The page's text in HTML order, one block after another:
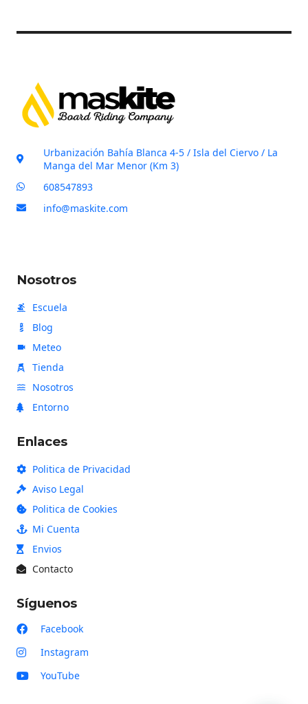
a
e
f
i
a
n
Urbanización Bahía Blanca 4-5 / Isla del Ciervo / La
Manga del Mar Menor (Km 3)
608547893
info@maskite.com
Nosotros
Escuela
Blog
Meteo
Tienda
Nosotros
Entorno
Enlaces
Politica de Privacidad
Aviso Legal
Politica de Cookies
Mi Cuenta
Envios
Contacto
Síguenos
Facebook
Instagram
YouTube